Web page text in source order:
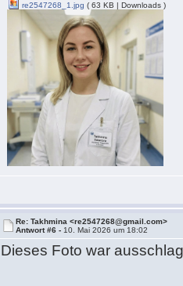
re2547268_1.jpg ( 63 KB | Downloads )
Re: Takhmina <re2547268@gmail.com>
Antwort #6 - 10. Mai 2026 um 18:02
Dieses Foto war